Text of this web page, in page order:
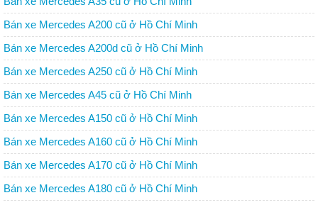
Bán xe Mercedes A200 cũ ở Hồ Chí Minh
Bán xe Mercedes A200d cũ ở Hồ Chí Minh
Bán xe Mercedes A250 cũ ở Hồ Chí Minh
Bán xe Mercedes A45 cũ ở Hồ Chí Minh
Bán xe Mercedes A150 cũ ở Hồ Chí Minh
Bán xe Mercedes A160 cũ ở Hồ Chí Minh
Bán xe Mercedes A170 cũ ở Hồ Chí Minh
Bán xe Mercedes A180 cũ ở Hồ Chí Minh